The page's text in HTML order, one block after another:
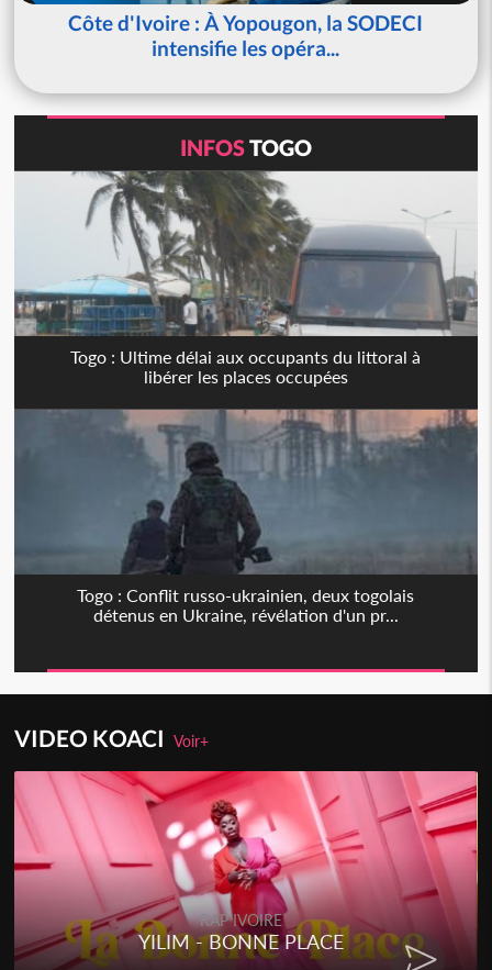
Côte d'Ivoire : À Yopougon, la SODECI
intensifie les opéra...
INFOSTOGO
Togo : Ultime délai aux occupants du littoral à
libérer les places occupées
Togo : Conflit russo-ukrainien, deux togolais
détenus en Ukraine, révélation d'un pr...
VIDEO KOACIVoir+
RAP IVOIRE
YILIM - BONNE PLACE